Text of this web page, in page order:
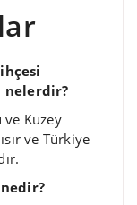
nelerdir?
Kuzey
ve Türkiye